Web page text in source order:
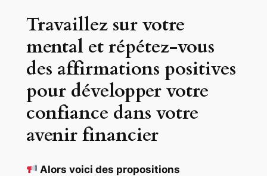
Travaillez sur votre
mental et répétez-vous
des affirmations positives
pour développer votre
confiance dans votre
avenir financier
Alors voici des propositions